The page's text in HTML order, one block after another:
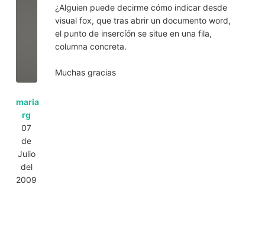
maria
rg
07
de
Julio
del
2009
¿Alguien puede decirme cómo indicar desde
visual fox, que tras abrir un documento word,
el punto de insercíón se situe en una fila,
columna concreta.
Muchas gracias